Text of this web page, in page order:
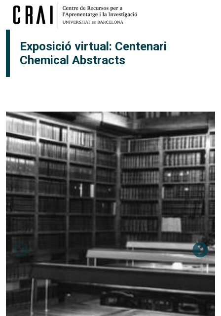
Vés al contingut
Exposició virtual: Centenari
Chemical Abstracts